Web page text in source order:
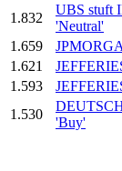
1.832
UBS stuft
'Neutral'
1.659
1.621
1.593
1.530
'Buy'